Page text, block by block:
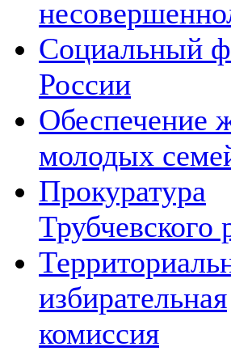
Социальный
России
Обеспечение
молодых
Прокуратура
Трубчевского
избирательная
комиссия